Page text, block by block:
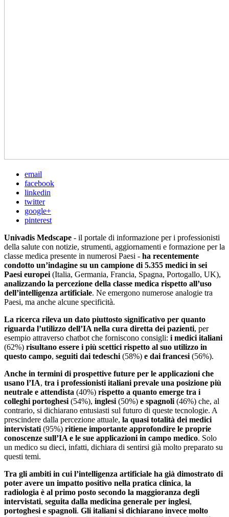
email
facebook
linkedin
twitter
google+
pinterest
Univadis Medscape - il portale di informazione per i professionisti
della salute con notizie, strumenti, aggiornamenti e formazione per la
classe medica presente in numerosi Paesi - ha recentemente
condotto un’indagine su un campione di 5.355 medici in sei
Paesi europei (Italia, Germania, Francia, Spagna, Portogallo, UK),
analizzando la percezione della classe medica rispetto all’uso
dell’intelligenza artificiale. Ne emergono numerose analogie tra
Paesi, ma anche alcune specificità.
La ricerca rileva un dato piuttosto significativo per quanto
riguarda l’utilizzo dell’IA nella cura diretta dei pazienti, per
esempio attraverso chatbot che forniscono consigli: i medici italiani
(62%) risultano essere i più scettici rispetto al suo utilizzo in
questo campo, seguiti dai tedeschi (58%) e dai francesi (56%).
Anche in termini di prospettive future per le applicazioni che
usano l’IA, tra i professionisti italiani prevale una posizione più
neutrale e attendista (40%) rispetto a quanto emerge tra i
colleghi portoghesi (54%), inglesi (50%) e spagnoli (46%) che, al
contrario, si dichiarano entusiasti sul futuro di queste tecnologie. A
prescindere dalla percezione attuale, la quasi totalità dei medici
intervistati (95%) ritiene importante approfondire le proprie
conoscenze sull’IA e le sue applicazioni in campo medico. Solo
un medico su dieci, infatti, dichiara di sentirsi già molto preparato su
questi temi.
Tra gli ambiti in cui l’intelligenza artificiale ha già dimostrato di
poter avere un impatto positivo nella pratica clinica, la
radiologia è al primo posto secondo la maggioranza degli
intervistati, seguita dalla medicina generale per inglesi,
portoghesi e spagnoli. Gli italiani si dichiarano invece molto